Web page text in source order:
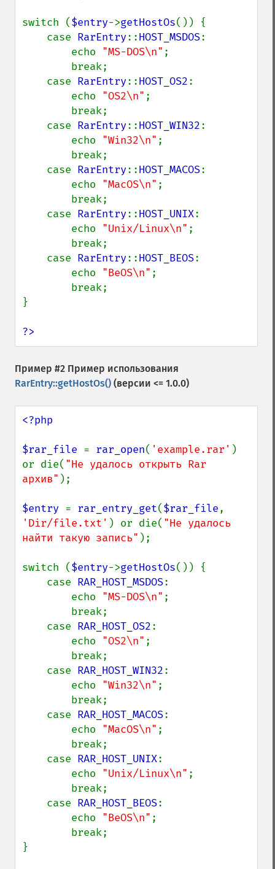
switch ($entry->getHostOs()) {
    case
RarEntry::HOST_MSDOS:
        echo
"MS-DOS\n" ;
    case
RarEntry::HOST_OS2:
        echo
"OS2\n" ;
    case
RarEntry::HOST_WIN32:
        echo
"Win32\n" ;
    case
RarEntry::HOST_MACOS:
        echo
"MacOS\n" ;
    case
RarEntry::HOST_UNIX:
        echo
"Unix/Linux\n" ;
    case
RarEntry::HOST_BEOS:
        echo
"BeOS\n" ;
}
?>
Пример #2 Пример использования
RarEntry::getHostOs() (версии <= 1.0.0)
<?php
$rar_file = rar_open( 'example.rar' )
or die( "Не удалось открыть Rar
архив" );
$entry = rar_entry_get($rar_file
'Dir/file.txt' ) or die( "Не удалось
найти такую запись" );
switch ($entry->getHostOs()) {
    case
RAR_HOST_MSDOS:
        echo
"MS-DOS\n" ;
    case
RAR_HOST_OS2:
        echo
"OS2\n" ;
    case
RAR_HOST_WIN32:
        echo
"Win32\n" ;
    case
RAR_HOST_MACOS:
        echo
"MacOS\n" ;
    case
RAR_HOST_UNIX:
        echo
"Unix/Linux\n" ;
    case
RAR_HOST_BEOS:
        echo
"BeOS\n" ;
}